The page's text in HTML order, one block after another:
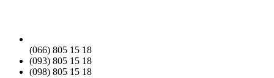
(066) 805 15 18
(093) 805 15 18
(098) 805 15 18